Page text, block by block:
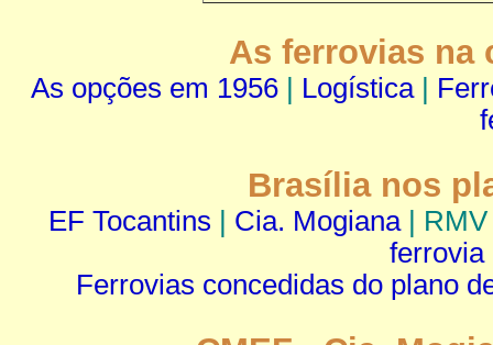
As ferrovias na
As opções em 1956 Logística|
Brasília nos
EF Tocantins | Cia. Mogiana| RMV
ferrovia
Ferrovias concedidas do plano